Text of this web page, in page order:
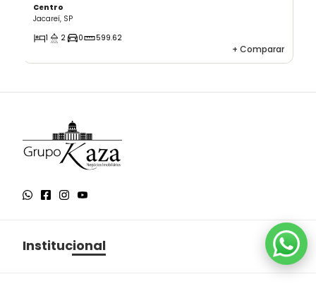
Centro
Jacareí, SP
1
2 0 599.62
+ Comparar
Institucional